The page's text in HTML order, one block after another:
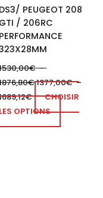
DS3/ PEUGEOT 208
GTI / 206RC
PERFORMANCE
€–
€1377,00€–
€
CHOISIR
LES OPTIONS
sur
page